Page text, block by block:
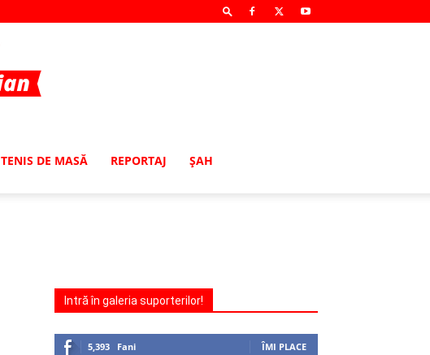
TENIS DE MASĂ REPORTAJ ŞAH
Intră în galeria suporterilor!
5,393 Fani ÎMI PLACE